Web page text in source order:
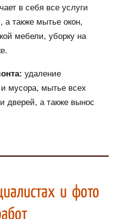
в себя все услуги
а также мытье окон,
мебели, уборку на
удаление
мусора, мытье всех
дверей, а также вынос
и фото